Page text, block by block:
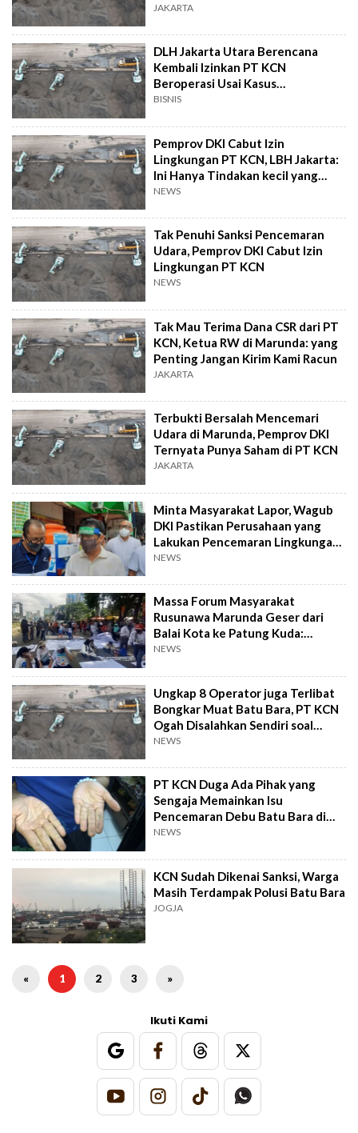
JAKARTA
DLH Jakarta Utara Berencana
Kembali Izinkan PT KCN
Beroperasi Usai Kasus
Pencemaran Lingkungan
BISNIS
Pemprov DKI Cabut Izin
Lingkungan PT KCN, LBH Jakarta:
Ini Hanya Tindakan kecil yang
Sering Dilakukan Pemerintah
NEWS
Tak Penuhi Sanksi Pencemaran
Udara, Pemprov DKI Cabut Izin
Lingkungan PT KCN
NEWS
Tak Mau Terima Dana CSR dari PT
KCN, Ketua RW di Marunda: yang
Penting Jangan Kirim Kami Racun
JAKARTA
Terbukti Bersalah Mencemari
Udara di Marunda, Pemprov DKI
Ternyata Punya Saham di PT KCN
JAKARTA
Minta Masyarakat Lapor, Wagub
DKI Pastikan Perusahaan yang
Lakukan Pencemaran Lingkungan
Bakal Kena Sanksi
NEWS
Massa Forum Masyarakat
Rusunawa Marunda Geser dari
Balai Kota ke Patung Kuda:
Telinga Gubernur Sudah Tuli
NEWS
Ungkap 8 Operator juga Terlibat
Bongkar Muat Batu Bara, PT KCN
Ogah Disalahkan Sendiri soal
Pencemaran Udara di Marunda?
NEWS
PT KCN Duga Ada Pihak yang
Sengaja Memainkan Isu
Pencemaran Debu Batu Bara di
Marunda
NEWS
KCN Sudah Dikenai Sanksi, Warga
Masih Terdampak Polusi Batu Bara
JOGJA
« 1 2 3 »
Ikuti Kami